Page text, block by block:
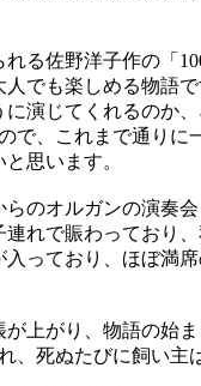
る佐野洋子作の「
でも楽しめる物語
に演じてくれるのか
で、これまで通りに
思います。
のオルガンの演奏
れで賑わっており
入っており、ほぼ満
上がり、物語の始
、死ぬたびに飼い